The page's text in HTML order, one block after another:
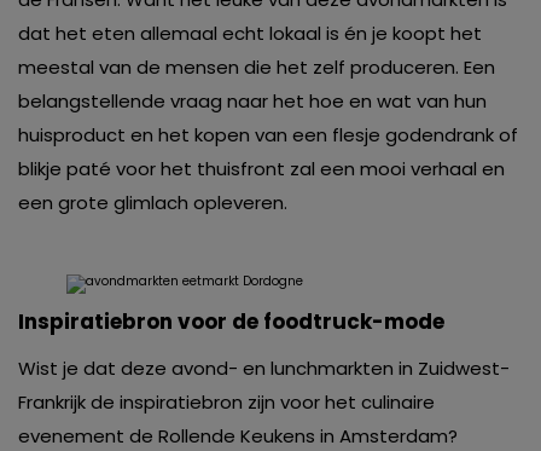
dat het eten allemaal echt lokaal is én je koopt het
meestal van de mensen die het zelf produceren. Een
belangstellende vraag naar het hoe en wat van hun
huisproduct en het kopen van een flesje godendrank of
blikje paté voor het thuisfront zal een mooi verhaal en
een grote glimlach opleveren.
Inspiratiebron voor de foodtruck-mode
Wist je dat deze avond- en lunchmarkten in Zuidwest-
Frankrijk de inspiratiebron zijn voor het culinaire
evenement de Rollende Keukens in Amsterdam?